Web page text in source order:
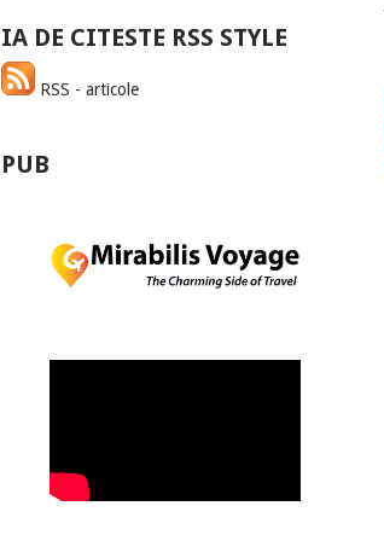
IA DE CITESTE RSS STYLE
RSS - articole
PUB